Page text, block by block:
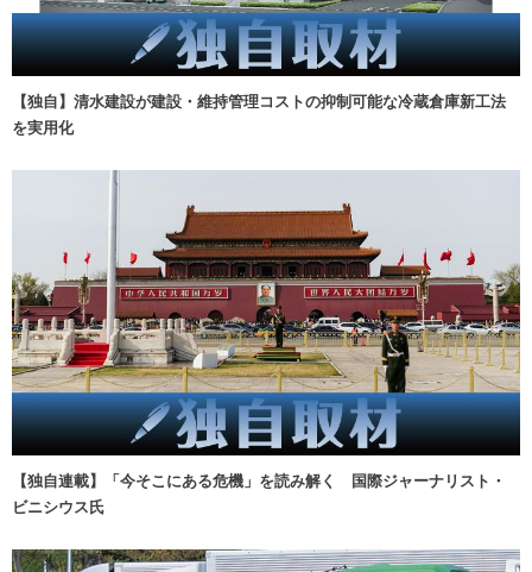
【独自】清水建設が建設・維持管理コストの抑制可能な冷蔵倉庫新工法
を実用化
【独自連載】「今そこにある危機」を読み解く 国際ジャーナリスト・
ビニシウス氏